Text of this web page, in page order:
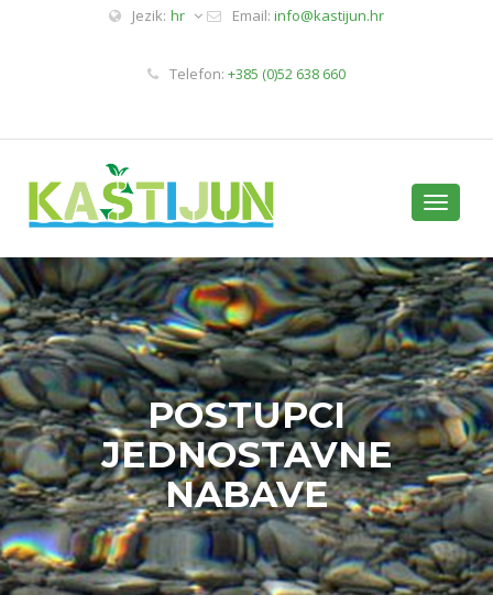
Jezik: hr Email: info@kastijun.hr
Telefon: +385 (0)52 638 660
Toggle
POSTUPCI
JEDNOSTAVNE
NABAVE